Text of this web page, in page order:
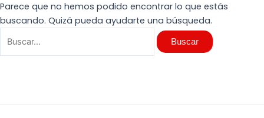
Parece que no hemos podido encontrar lo que estás
buscando. Quizá pueda ayudarte una búsqueda.